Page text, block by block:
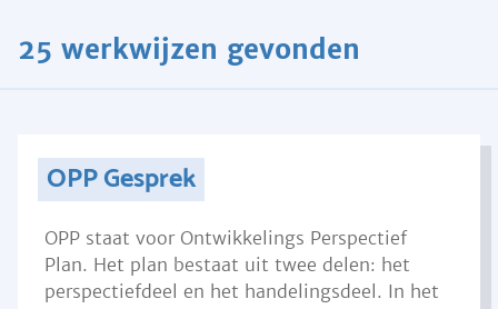
25 werkwijzen gevonden
OPP Gesprek
OPP staat voor Ontwikkelings Perspectief
Plan. Het plan bestaat uit twee delen: het
perspectiefdeel en het handelingsdeel. In het